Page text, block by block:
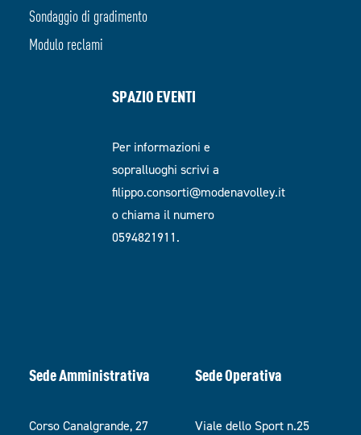
Sondaggio di gradimento
Modulo reclami
SPAZIO EVENTI
Per informazioni e
sopralluoghi scrivi a
filippo.consorti@modenavolley.it
o chiama il numero
0594821911.
Sede Amministrativa
Corso Canalgrande, 27
Sede Operativa
Viale dello Sport n.25